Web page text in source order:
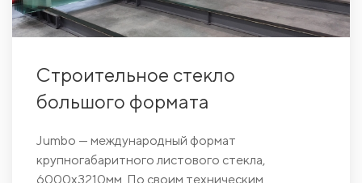
Строительное стекло
большого формата
Jumbo — международный формат
крупногабаритного листового стекла,
6000х3210мм. По своим техническим